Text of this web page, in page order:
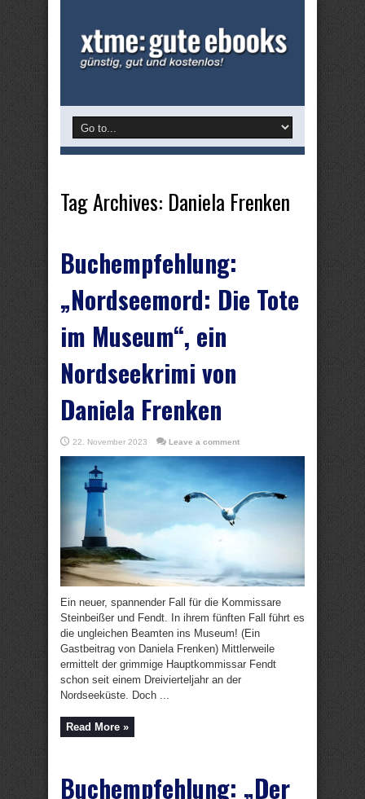
Tag Archives: Daniela Frenken
Buchempfehlung:
„Nordseemord: Die Tote
im Museum“, ein
Nordseekrimi von
Daniela Frenken
22. November 2023 Leave a comment
Ein neuer, spannender Fall für die Kommissare
Steinbeißer und Fendt. In ihrem fünften Fall führt es
die ungleichen Beamten ins Museum! (Ein
Gastbeitrag von Daniela Frenken) Mittlerweile
ermittelt der grimmige Hauptkommissar Fendt
schon seit einem Dreivierteljahr an der
Nordseeküste. Doch ...
Read More »
Buchempfehlung: „Der